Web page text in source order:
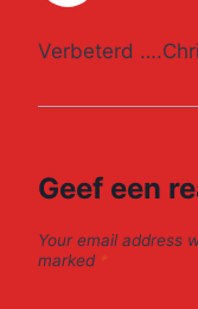
Verbeterd
Geef een
Your email address
marked *